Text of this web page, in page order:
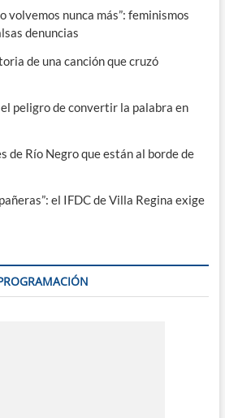
volvemos nunca más”: feminismos
denuncias
de una canción que cruzó
peligro de convertir la palabra en
de Río Negro que están al borde de
el IFDC de Villa Regina exige